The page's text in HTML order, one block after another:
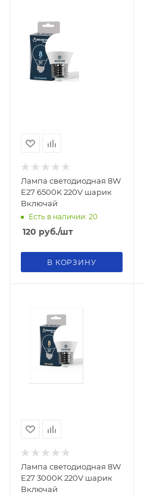
Лампа светодиодная 8W
E27 6500K 220V шарик
Включай
Есть в наличии: 20
120 руб./шт
В КОРЗИНУ
Лампа светодиодная 8W
E27 3000K 220V шарик
Включай